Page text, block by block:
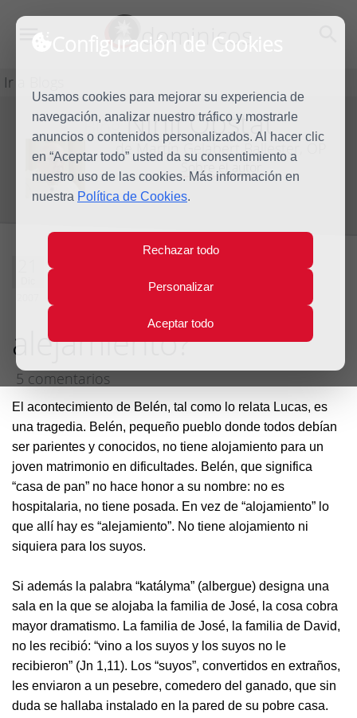
Configuración de Cookies
Usamos cookies para mejorar su experiencia de
navegación, analizar nuestro tráfico y mostrarle
anuncios o contenidos personalizados. Al hacer clic
en “Aceptar todo” usted da su consentimiento a
nuestro uso de las cookies. Más información en
nuestra Política de Cookies.
Rechazar todo
Personalizar
Aceptar todo
dominicos
Ir a Blogs
BlogNihil Obstat
de Martín Gelabert Ballester, OP
Sobre el autor
Navidad,
¿alojamiento o
alejamiento?
5 comentarios
El acontecimiento de Belén, tal como lo relata Lucas, es
una tragedia. Belén, pequeño pueblo donde todos debían
ser parientes y conocidos, no tiene alojamiento para un
joven matrimonio en dificultades. Belén, que significa
“casa de pan” no hace honor a su nombre: no es
hospitalaria, no tiene posada. En vez de “alojamiento” lo
que allí hay es “alejamiento”. No tiene alojamiento ni
siquiera para los suyos.
Si además la palabra “katályma” (albergue) designa una
sala en la que se alojaba la familia de José, la cosa cobra
mayor dramatismo. La familia de José, la familia de David,
no les recibió: “vino a los suyos y los suyos no le
recibieron” (Jn 1,11). Los “suyos”, convertidos en extraños,
les enviaron a un pesebre, comedero del ganado, que sin
duda se hallaba instalado en la pared de su pobre casa.